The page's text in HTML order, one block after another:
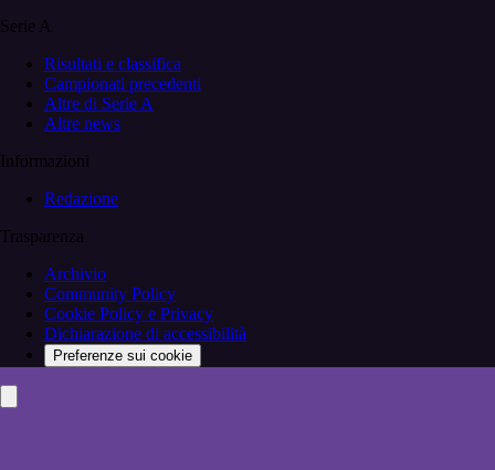
Serie A
Risultati e classifica
Campionati precedenti
Altre di Serie A
Altre news
Informazioni
Redazione
Trasparenza
Archivio
Community Policy
Cookie Policy e Privacy
Dichiarazione di accessibilità
Preferenze sui cookie